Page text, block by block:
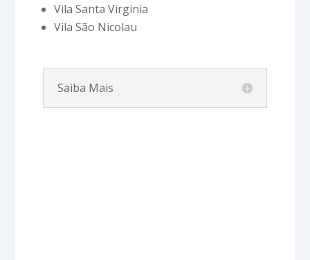
Vila Santa Virginia
Vila São Nicolau
Saiba Mais